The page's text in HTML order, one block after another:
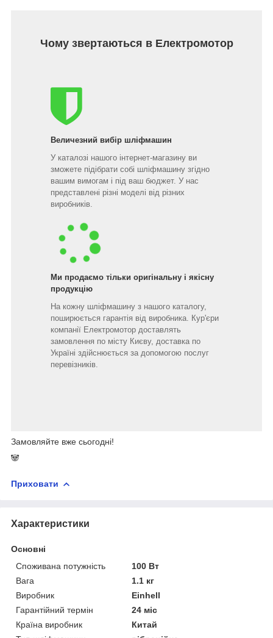
Чому звертаються в Електромотор
Величезний вибір шліфмашин
У каталозі нашого інтернет-магазину ви
зможете підібрати собі шліфмашину згідно
вашим вимогам і під ваш бюджет. У нас
представлені різні моделі від різних
виробників.
Ми продаємо тільки оригінальну і якісну
продукцію
На кожну шліфмашину з нашого каталогу,
поширюється гарантія від виробника. Кур'єри
компанії Електромотор доставлять
замовлення по місту Києву, доставка по
Україні здійснюється за допомогою послуг
перевізників.
Замовляйте вже сьогодні!
🐼
Приховати
Характеристики
Основні
Споживана потужність
100 Вт
Вага
1.1 кг
Виробник
Einhell
Гарантійний термін
24 міс
Країна виробник
Китай